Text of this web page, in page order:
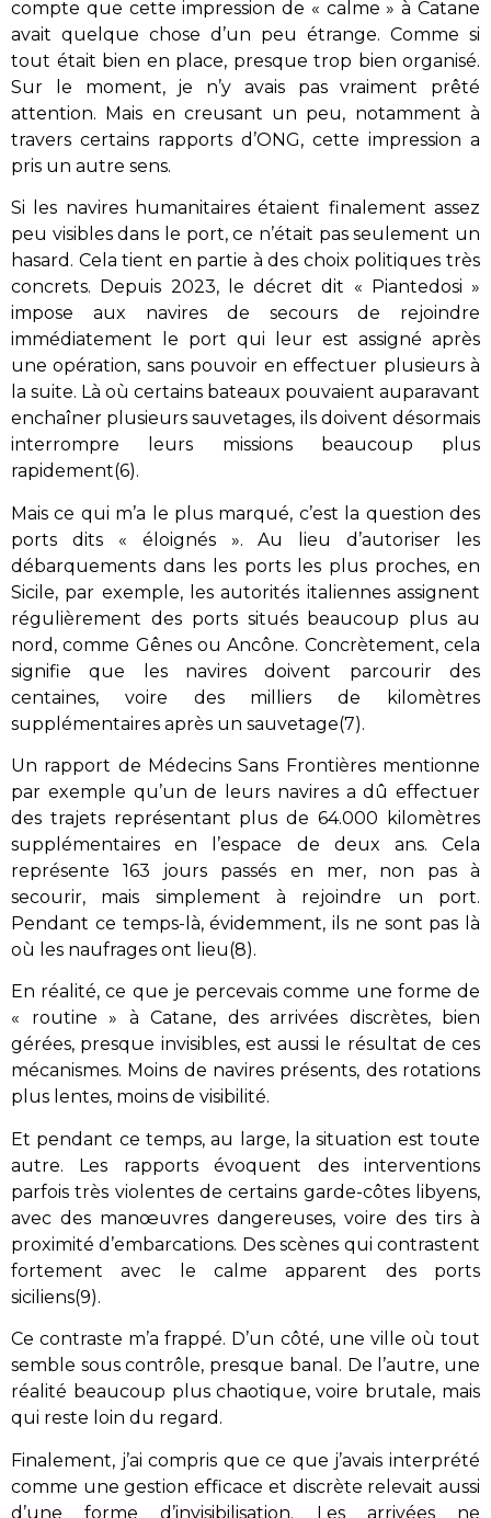
compte que cette impression de « calme » à Catane
avait quelque chose d’un peu étrange. Comme si
tout était bien en place, presque trop bien organisé.
Sur le moment, je n’y avais pas vraiment prêté
attention. Mais en creusant un peu, notamment à
travers certains rapports d’ONG, cette impression a
pris un autre sens.
Si les navires humanitaires étaient finalement assez
peu visibles dans le port, ce n’était pas seulement un
hasard. Cela tient en partie à des choix politiques très
concrets. Depuis 2023, le décret dit « Piantedosi »
impose aux navires de secours de rejoindre
immédiatement le port qui leur est assigné après
une opération, sans pouvoir en effectuer plusieurs à
la suite. Là où certains bateaux pouvaient auparavant
enchaîner plusieurs sauvetages, ils doivent désormais
interrompre leurs missions beaucoup plus
rapidement(6).
Mais ce qui m’a le plus marqué, c’est la question des
ports dits « éloignés ». Au lieu d’autoriser les
débarquements dans les ports les plus proches, en
Sicile, par exemple, les autorités italiennes assignent
régulièrement des ports situés beaucoup plus au
nord, comme Gênes ou Ancône. Concrètement, cela
signifie que les navires doivent parcourir des
centaines, voire des milliers de kilomètres
supplémentaires après un sauvetage(7).
Un rapport de Médecins Sans Frontières mentionne
par exemple qu’un de leurs navires a dû effectuer
des trajets représentant plus de 64.000 kilomètres
supplémentaires en l’espace de deux ans. Cela
représente 163 jours passés en mer, non pas à
secourir, mais simplement à rejoindre un port.
Pendant ce temps-là, évidemment, ils ne sont pas là
où les naufrages ont lieu(8).
En réalité, ce que je percevais comme une forme de
« routine » à Catane, des arrivées discrètes, bien
gérées, presque invisibles, est aussi le résultat de ces
mécanismes. Moins de navires présents, des rotations
plus lentes, moins de visibilité.
Et pendant ce temps, au large, la situation est toute
autre. Les rapports évoquent des interventions
parfois très violentes de certains garde-côtes libyens,
avec des manœuvres dangereuses, voire des tirs à
proximité d’embarcations. Des scènes qui contrastent
fortement avec le calme apparent des ports
siciliens(9).
Ce contraste m’a frappé. D’un côté, une ville où tout
semble sous contrôle, presque banal. De l’autre, une
réalité beaucoup plus chaotique, voire brutale, mais
qui reste loin du regard.
Finalement, j’ai compris que ce que j’avais interprété
comme une gestion efficace et discrète relevait aussi
d’une forme d’invisibilisation. Les arrivées ne